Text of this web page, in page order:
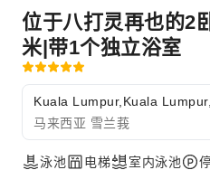
位于八打灵再也的2
米|带1个独立浴室
Kuala Lumpur,Kuala
马来西亚 雪兰莪
泳池 电梯 室内泳池